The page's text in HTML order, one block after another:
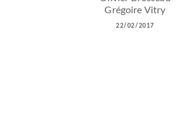
Grégoire Vitry
22/02/2017